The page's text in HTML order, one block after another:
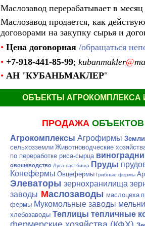
Маслозавод перерабатывает в
Маслозавод продается, как
договорами на закупку сырья и
• Цена договорная /обращаться
• +7-918-441-85-99; kubanmakler@
• АН "КУБАНЬМАКЛЕР"
ОБЪЕКТЫ АГРОКОМПЛЕКСА
ПРОДАЖА
Агрокомплексы Агрофирмы Земли
сельхозземли Животноводческие
по переработке риса-сырца
овощеводство Луга пастбища Пруды
Конефермы Овцефермы Грибные фермы
Элеваторы зернохранилища
заводы Маслозаводы маслоцеха
фермы Мукомольные заводы
хлебозаводы Теплицы тепличные